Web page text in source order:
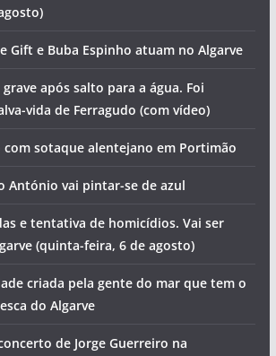
Gift e Buba Espinho atuam no Algarve
após salto para a água. Foi
vida de Ferragudo (com vídeo)
sotaque alentejano em Portimão
António vai pintar-se de azul
e tentativa de homicídios. Vai ser
(quinta-feira, 6 de agosto)
criada pela gente do mar que tem o
do Algarve
de Jorge Guerreiro na